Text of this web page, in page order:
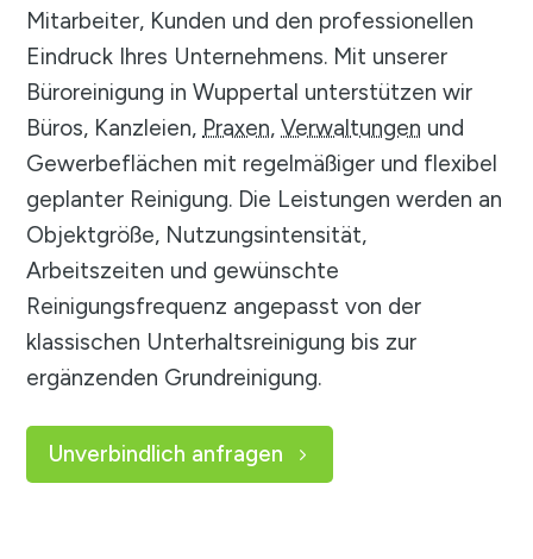
Mitarbeiter, Kunden und den professionellen
Eindruck Ihres Unternehmens. Mit unserer
Büroreinigung in Wuppertal unterstützen wir
Büros, Kanzleien, Praxen,Verwaltungen und
Gewerbeflächen mit regelmäßiger und flexibel
geplanter Reinigung. Die Leistungen werden an
Objektgröße, Nutzungsintensität,
Arbeitszeiten und gewünschte
Reinigungsfrequenz angepasst von der
klassischen Unterhaltsreinigung bis zur
ergänzenden Grundreinigung.
Unverbindlich anfragen